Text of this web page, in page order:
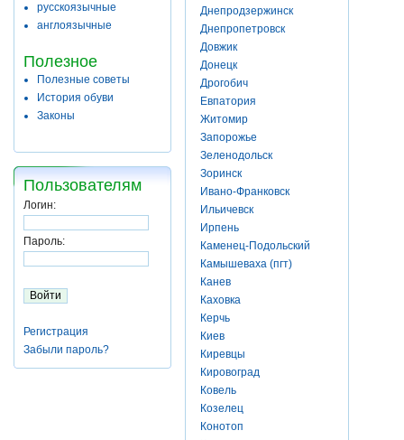
русскоязычные
англоязычные
Полезное
Полезные советы
История обуви
Законы
Пользователям
Логин:
Пароль:
Регистрация
Забыли пароль?
Днепродзержинск
Днепропетровск
Довжик
Донецк
Дрогобич
Евпатория
Житомир
Запорожье
Зеленодольск
Зоринск
Ивано-Франковск
Ильичевск
Ирпень
Каменец-Подольский
Камышеваха (пгт)
Канев
Каховка
Керчь
Киев
Киревцы
Кировоград
Ковель
Козелец
Конотоп